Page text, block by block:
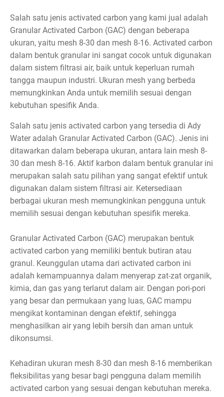
Salah satu jenis activated carbon yang kami jual adalah
Granular Activated Carbon (GAC) dengan beberapa
ukuran, yaitu mesh 8-30 dan mesh 8-16. Activated carbon
dalam bentuk granular ini sangat cocok untuk digunakan
dalam sistem filtrasi air, baik untuk keperluan rumah
tangga maupun industri. Ukuran mesh yang berbeda
memungkinkan Anda untuk memilih sesuai dengan
kebutuhan spesifik Anda.
Salah satu jenis activated carbon yang tersedia di Ady
Water adalah Granular Activated Carbon (GAC). Jenis ini
ditawarkan dalam beberapa ukuran, antara lain mesh 8-
30 dan mesh 8-16. Aktif karbon dalam bentuk granular ini
merupakan salah satu pilihan yang sangat efektif untuk
digunakan dalam sistem filtrasi air. Ketersediaan
berbagai ukuran mesh memungkinkan pengguna untuk
memilih sesuai dengan kebutuhan spesifik mereka.
Granular Activated Carbon (GAC) merupakan bentuk
activated carbon yang memiliki bentuk butiran atau
granul. Keunggulan utama dari activated carbon ini
adalah kemampuannya dalam menyerap zat-zat organik,
kimia, dan gas yang terlarut dalam air. Dengan pori-pori
yang besar dan permukaan yang luas, GAC mampu
mengikat kontaminan dengan efektif, sehingga
menghasilkan air yang lebih bersih dan aman untuk
dikonsumsi.
Kehadiran ukuran mesh 8-30 dan mesh 8-16 memberikan
fleksibilitas yang besar bagi pengguna dalam memilih
activated carbon yang sesuai dengan kebutuhan mereka.